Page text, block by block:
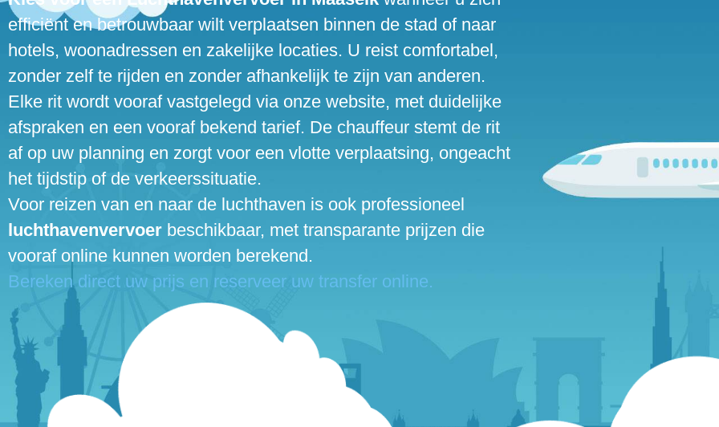
efficiënt en betrouwbaar wilt verplaatsen binnen de stad of naar
hotels, woonadressen en zakelijke locaties. U reist comfortabel,
zonder zelf te rijden en zonder afhankelijk te zijn van anderen.
Elke rit wordt vooraf vastgelegd via onze website, met duidelijke
afspraken en een vooraf bekend tarief. De chauffeur stemt de rit
af op uw planning en zorgt voor een vlotte verplaatsing, ongeacht
het tijdstip of de verkeerssituatie.
Voor reizen van en naar de luchthaven is ook professioneel
luchthavenvervoer beschikbaar, met transparante prijzen die
vooraf online kunnen worden berekend.
Bereken direct uw prijs en reserveer uw transfer online.